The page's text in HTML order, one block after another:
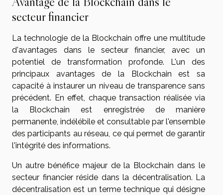
secteur financier
La technologie de la Blockchain offre une multitude
d'avantages dans le secteur financier, avec un
potentiel de transformation profonde. L'un des
principaux avantages de la Blockchain est sa
capacité à instaurer un niveau de transparence sans
précédent. En effet, chaque transaction réalisée via
la Blockchain est enregistrée de manière
permanente, indélébile et consultable par l'ensemble
des participants au réseau, ce qui permet de garantir
l'intégrité des informations.
Un autre bénéfice majeur de la Blockchain dans le
secteur financier réside dans la décentralisation. La
décentralisation est un terme technique qui désigne